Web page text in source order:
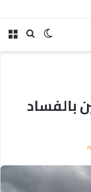
بحث الوضع
بالفساد